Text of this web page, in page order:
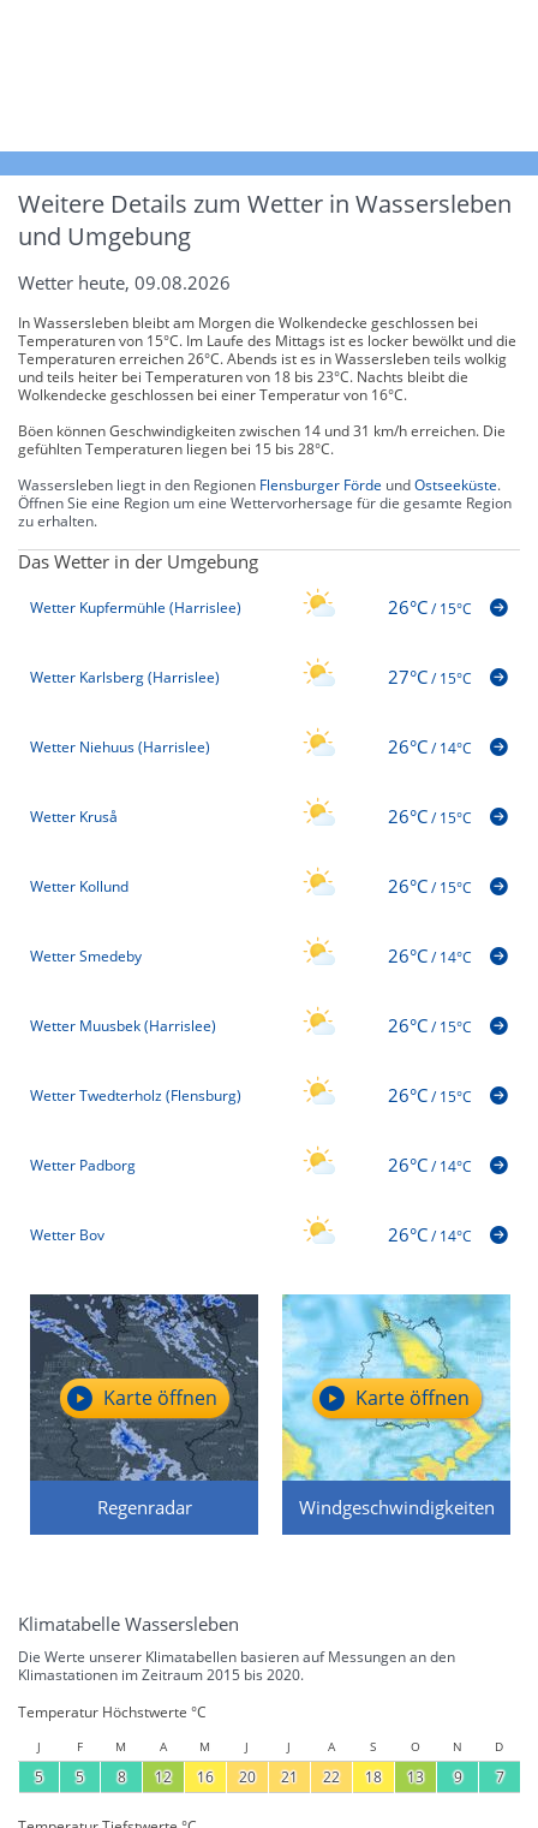
Weitere Details zum Wetter in Wassersleben
und Umgebung
Wetter heute, 09.08.2026
In Wassersleben bleibt am Morgen die Wolkendecke geschlossen bei
Temperaturen von 15°C. Im Laufe des Mittags ist es locker bewölkt und die
Temperaturen erreichen 26°C. Abends ist es in Wassersleben teils wolkig
und teils heiter bei Temperaturen von 18 bis 23°C. Nachts bleibt die
Wolkendecke geschlossen bei einer Temperatur von 16°C.
Böen können Geschwindigkeiten zwischen 14 und 31 km/h erreichen. Die
gefühlten Temperaturen liegen bei 15 bis 28°C.
Wassersleben liegt in den Regionen Flensburger Förde undOstseeküste.
Öffnen Sie eine Region um eine Wettervorhersage für die gesamte Region
zu erhalten.
Das Wetter in der Umgebung
Wetter Kupfermühle (Harrislee) 26°C/15°C
Wetter Karlsberg (Harrislee) 27°C/15°C
Wetter Niehuus (Harrislee) 26°C/14°C
Wetter Kruså 26°C/15°C
Wetter Kollund 26°C/15°C
Wetter Smedeby 26°C/14°C
Wetter Muusbek (Harrislee) 26°C/15°C
Wetter Twedterholz (Flensburg) 26°C/15°C
Wetter Padborg 26°C/14°C
Wetter Bov 26°C/14°C
Regenradar
Karte öffnen
Windgeschwindigkeiten
Karte öffnen
Klimatabelle Wassersleben
Die Werte unserer Klimatabellen basieren auf Messungen an den
Klimastationen im Zeitraum 2015 bis 2020.
Temperatur Höchstwerte °C
J F M A M J J A S O N D
5 5 8 12 16 20 21 22 18 13 9 7